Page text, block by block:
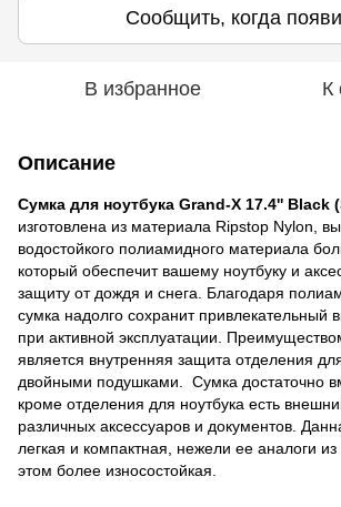
Сообщить, когда
В избранное К
Описание
Сумка для ноутбука Grand-X 17.4'' Black
изготовлена из материала Ripstop Nylon,
водостойкого полиамидного материала
который обеспечит вашему ноутбуку и
защиту от дождя и снега. Благодаря
сумка надолго сохранит привлекательный
при активной эксплуатации.
является внутренняя защита отделения
двойными подушками. Сумка достаточно
кроме отделения для ноутбука есть
различных аксессуаров и документов.
легкая и компактная, нежели ее аналоги
этом более износостойкая.